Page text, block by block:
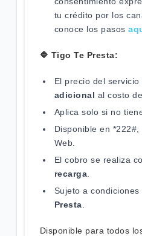
tu crédito por los
conoce los pasos
🔷 Tigo Te Presta:
El precio del servicio
adicional al costo
Aplica solo si no
Disponible en
Web.
El cobro se realiza
recarga
Sujeto a
Presta
Disponible para todos